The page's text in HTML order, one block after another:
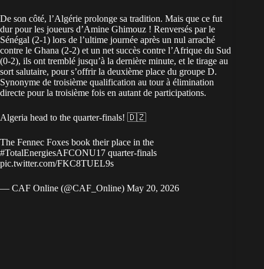
De son côté, l’Algérie prolonge sa tradition. Mais que ce fut
dur pour les joueurs d’Amine Ghimouz ! Renversés par le
Sénégal (2-1) lors de l’ultime journée après un nul arraché
contre le Ghana (2-2) et un net succès contre l’Afrique du Sud
(0-2), ils ont tremblé jusqu’à la dernière minute, et le tirage au
sort salutaire, pour s’offrir la deuxième place du groupe D.
Synonyme de troisième qualification au tour à élimination
directe pour la troisième fois en autant de participations.
Algeria head to the quarter-finals! 🇩🇿
The Fennec Foxes book their place in the
#TotalEnergiesAFCONU17 quarter-finals
pic.twitter.com/FKC8TUEL9s
— CAF Online (@CAF_Online) May 20, 2026